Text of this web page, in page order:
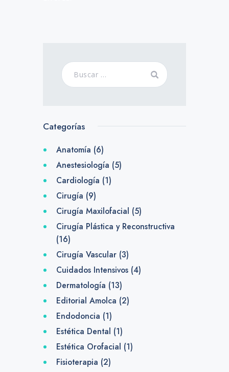
Categorías
Anatomía (6)
Anestesiología (5)
Cardiología (1)
Cirugía (9)
Cirugía Maxilofacial (5)
Cirugía Plástica y Reconstructiva
(16)
Cirugía Vascular(3)
Cuidados Intensivos(4)
Dermatología (13)
Editorial Amolca (2)
Endodoncia (1)
Estética Dental (1)
Estética Orofacial (1)
Fisioterapia (2)